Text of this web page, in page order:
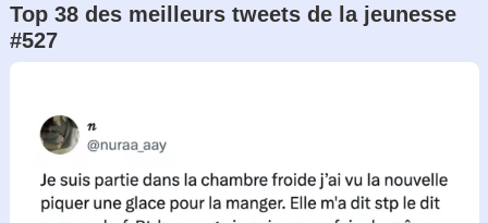
Top 38 des meilleurs tweets de la jeunesse
#527